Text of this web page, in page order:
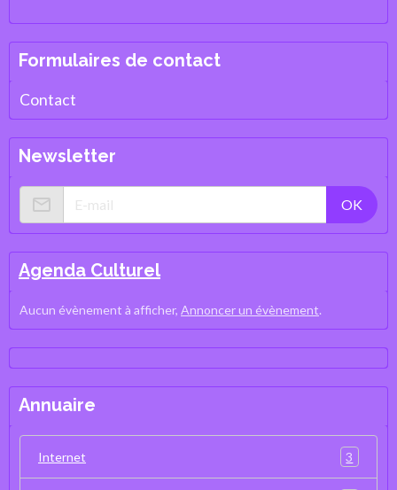
Formulaires de contact
Contact
Newsletter
OK
Agenda Culturel
Aucun évènement à afficher, Annoncer un évènement.
Annuaire
Internet 3